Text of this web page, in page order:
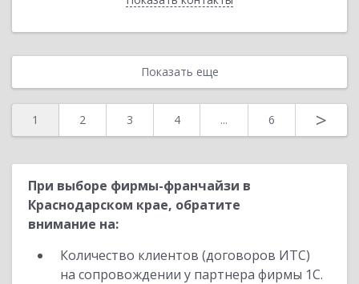
Показать еще
1 2 3 4 ... 6 >
При выборе фирмы-франчайзи в
Краснодарском крае, обратите
внимание на:
Количество клиентов (договоров ИТС)
на сопровождении у партнера фирмы 1С.